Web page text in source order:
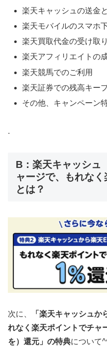
楽天キャッシュの送金
楽天モバイルのスマホ
楽天買取代金の受け取り
楽天アフィリエイトの
楽天競馬でのご利用
楽天証券での残高キー
その他、キャンペーン
.
B：楽天キャッシ
ャージで、もれな
とは？
次に、
「楽天キャッシュ
れなく楽天ポイントでチャ
を）還元」の特典について